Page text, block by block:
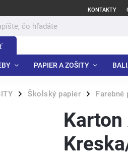
KONTAKTY
PAPIER A ZOŠITY
/ Školský papier / Farebné